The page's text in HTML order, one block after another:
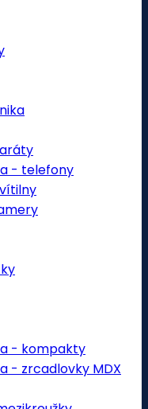
- telefony
- kompakty
- zrcadlovky MDX